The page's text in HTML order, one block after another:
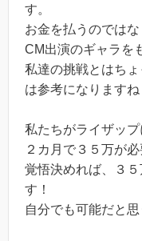
す。
お金を払うのではな
CM出演のギャラを
私達の挑戦とはち
は参考になりますね
私たちがライザップ
２カ月で３５万が必
覚悟決めれば、３
す！
自分でも可能だと思